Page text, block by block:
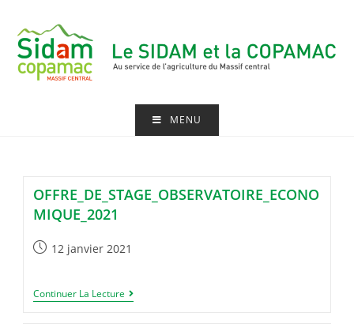
content
MENU
OFFRE_DE_STAGE_OBSERVATOIRE_ECONO
MIQUE_2021
Publication
12 janvier 2021
Continuer La Lecture